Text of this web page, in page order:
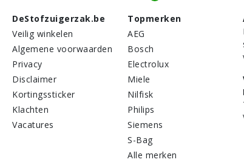
DeStofzuigerzak.be
Veilig winkelen
Algemene voorwaarden
Privacy
Disclaimer
Kortingssticker
Klachten
Vacatures
Topmerken
AEG
Bosch
Electrolux
Miele
Nilfisk
Philips
Siemens
S-Bag
Alle merken